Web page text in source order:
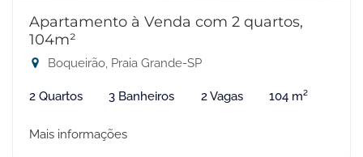
Apartamento à Venda com 2 quartos,
104m²
Boqueirão, Praia Grande-SP
2 Quartos 3 Banheiros 2 Vagas 104 m²
Mais informações